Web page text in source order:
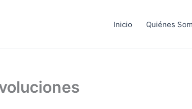
Inicio Quiénes